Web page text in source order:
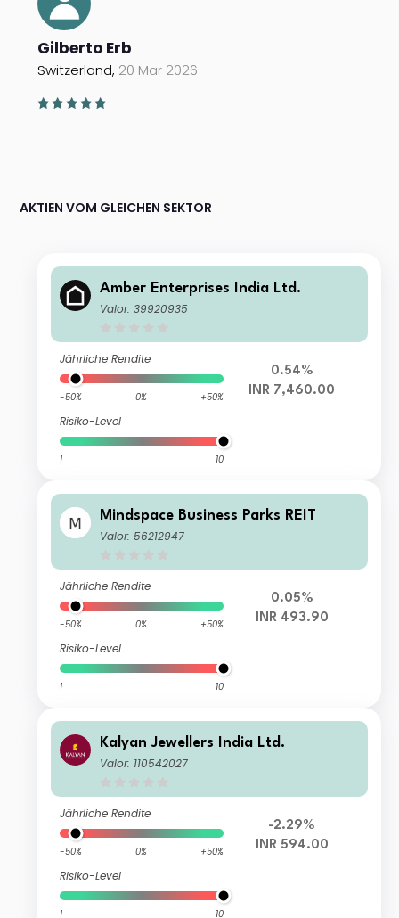
Gilberto Erb
Switzerland, 20 Mar 2026
AKTIEN VOM GLEICHEN SEKTOR
Amber Enterprises India Ltd.
Valor: 39920935
Jährliche Rendite
-50% 0% +50%
Risiko-Level
1 10
0.54%
INR 7,460.00
Mindspace Business Parks REIT
Valor: 56212947
Jährliche Rendite
-50% 0% +50%
Risiko-Level
1 10
0.05%
INR 493.90
Kalyan Jewellers India Ltd.
Valor: 110542027
Jährliche Rendite
-50% 0% +50%
Risiko-Level
1 10
-2.29%
INR 594.00